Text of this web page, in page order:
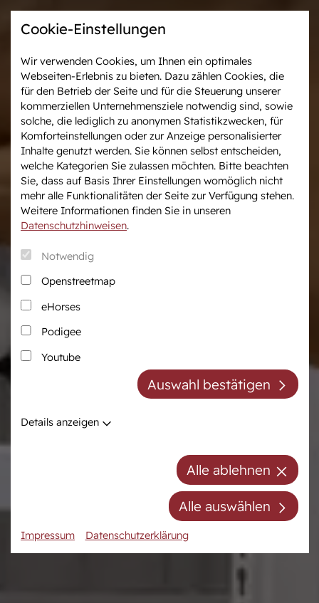
Cookie-Einstellungen
Wir verwenden Cookies, um Ihnen ein optimales
Webseiten-Erlebnis zu bieten. Dazu zählen Cookies, die
für den Betrieb der Seite und für die Steuerung unserer
kommerziellen Unternehmensziele notwendig sind, sowie
solche, die lediglich zu anonymen Statistikzwecken, für
Komforteinstellungen oder zur Anzeige personalisierter
Inhalte genutzt werden. Sie können selbst entscheiden,
welche Kategorien Sie zulassen möchten. Bitte beachten
Sie, dass auf Basis Ihrer Einstellungen womöglich nicht
mehr alle Funktionalitäten der Seite zur Verfügung stehen.
Weitere Informationen finden Sie in unseren
Datenschutzhinweisen.
Notwendig
Openstreetmap
eHorses
Podigee
Youtube
Auswahl bestätigen
Details anzeigen
Alle ablehnen
Alle auswählen
Impressum Datenschutzerklärung
Westfalen-News und
aktuelle Ergebnisse
Veranstaltungen &
Turniere
Wir in Westfalen
Über uns
Verband & Organisation
Team
Jungzüchter
Downloadcenter
Fanshop
Karriere
Vermarktung
Auktionen
After Sales Service
Pferdemarkt
Westfälische Pferdezucht
Zuchtberatung
Anreiten und
Pferdeausbildung